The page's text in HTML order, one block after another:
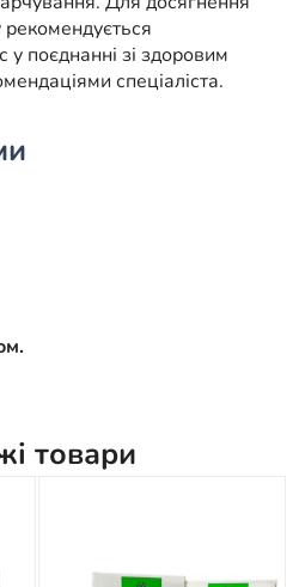
у поєднанні зі здоровим
спеціаліста.
товари